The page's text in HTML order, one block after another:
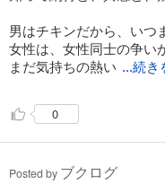
男はチキンだから、いつ
女性は、女性同士の争い
まだ気持ちの熱い ...続き
0
Posted by ブクログ